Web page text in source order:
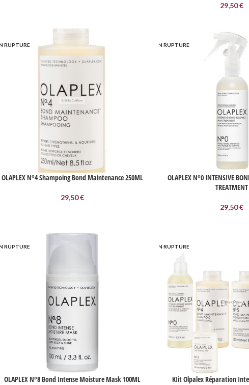
29,50€
RUPTURE
OLAPLEX N°4 Shampoing Bond Maintenance 250ML
29,50€
EN RUPTURE
OLAPLEX N°0 INTENSIVE
TREATMENT
29,50€
RUPTURE
OLAPLEX N°8 Bond Intense Moisture Mask 100ML
EN RUPTURE
KIit Olpalex Réparation